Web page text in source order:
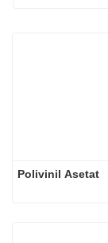
Polivinil Asetat